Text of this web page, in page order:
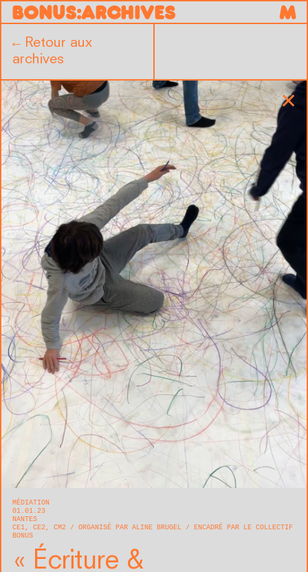
BONUS:ARCHIVES M
← Retour aux
archives
✕
MÉDIATION
01.01.23
NANTES
CE1, CE2, CM2
ORGANISÉ PAR ALINE BRUGEL
ENCADRÉ PAR LE COLLECTIF
BONUS
« Écriture &